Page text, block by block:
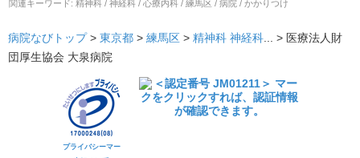
関連キーワード: 精神科 / 神経科 / 心療内科 / 練馬区 / 病院 / かかりつけ
病院なびトップ > 東京都 > 練馬区 > 精神科 神経科... > 医療法人財
団厚生協会 大泉病院
プライバシーマー